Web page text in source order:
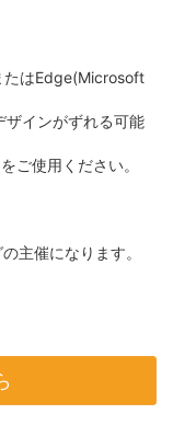
はEdge(Microsoft
インがずれる可能
ご使用ください。
主催になります。